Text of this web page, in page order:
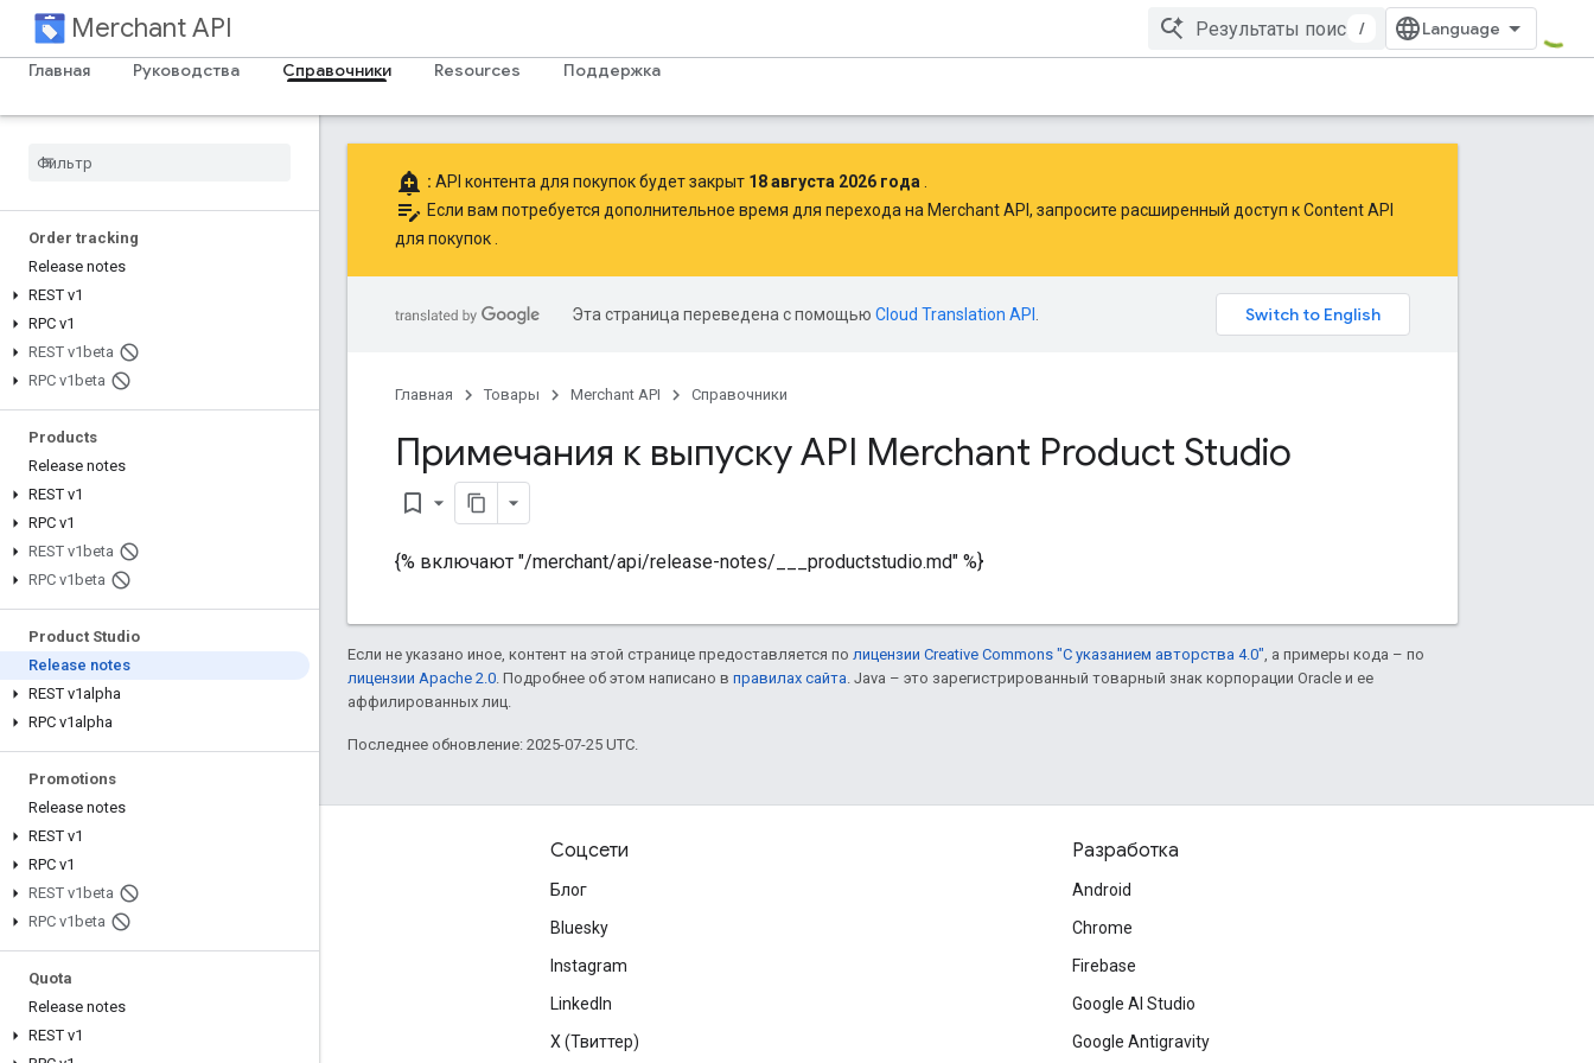
Merchant API
/
Главная
Руководства Справочники Resources Поддержка
Notifications
Release notes
REST v1beta
Order tracking
Release notes
REST v1
RPC v1
REST v1beta
RPC v1beta
Products
Release notes
REST v1
RPC v1
REST v1beta
RPC v1beta
Product Studio
Release notes
REST v1alpha
RPC v1alpha
Promotions
Release notes
REST v1
RPC v1
REST v1beta
RPC v1beta
Quota
Release notes
REST v1
add_alert : API контента для покупок будет закрыт 18 августа 2026 года
edit_note Если вам потребуется дополнительное время для перехода на Merchant API, запросите расширенный доступ к Content API
для покупок
Эта страница переведена с помощью Cloud Translation API
Главная Товары Merchant API Справочники
Примечания к выпуску API Merchant Product Studio
bookmark_border
{% включают "/merchant/api/release-notes/___productstudio.md" %}
Если не указано иное, контент на этой странице предоставляется по лицензии Creative Commons "С указанием авторства 4.0" , а примеры кода – по
лицензии Apache 2.0 . Подробнее об этом написано в правилах сайта . Java – это зарегистрированный товарный знак корпорации Oracle и ее
аффилированных лиц.
Последнее обновление: 2025-07-25 UTC.
Google Developer Program
Google Developer Groups
Accelerators
Google Cloud & NVIDIA
Соцсети
Блог
Bluesky
Instagram
LinkedIn
X (Твиттер)
Разработка
Android
Chrome
Firebase
Google AI Studio
Google Antigravity